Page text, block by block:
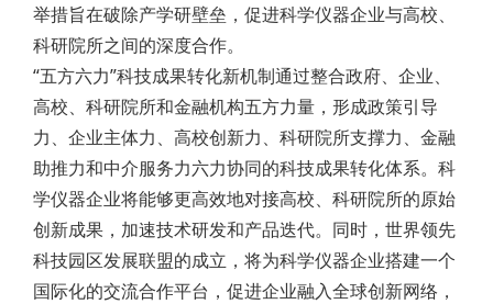
举措旨在破除产学研壁垒，促进科学仪器企业与高校、
科研院所之间的深度合作。
“五方六力”科技成果转化新机制通过整合政府、企业、
高校、科研院所和金融机构五方力量，形成政策引导
力、企业主体力、高校创新力、科研院所支撑力、金融
助推力和中介服务力六力协同的科技成果转化体系。科
学仪器企业将能够更高效地对接高校、科研院所的原始
创新成果，加速技术研发和产品迭代。同时，世界领先
科技园区发展联盟的成立，将为科学仪器企业搭建一个
国际化的交流合作平台，促进企业融入全球创新网络，